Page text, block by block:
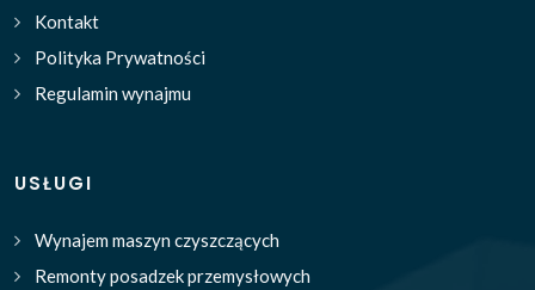
Kontakt
Polityka Prywatności
Regulamin wynajmu
USŁUGI
Wynajem maszyn czyszczących
Remonty posadzek przemysłowych